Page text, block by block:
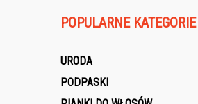
POPULARNE KATEGORIE
URODA
PODPASKI